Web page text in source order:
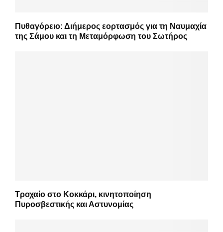
Πυθαγόρειο: Διήμερος εορτασμός για τη Ναυμαχία
της Σάμου και τη Μεταμόρφωση του Σωτήρος
Τροχαίο στο Κοκκάρι, κινητοποίηση
Πυροσβεστικής και Αστυνομίας